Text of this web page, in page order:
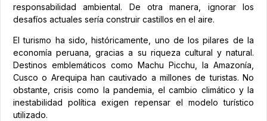
responsabilidad ambiental. De otra manera, ignorar los
desafíos actuales sería construir castillos en el aire.
El turismo ha sido, históricamente, uno de los pilares de la
economía peruana, gracias a su riqueza cultural y natural.
Destinos emblemáticos como Machu Picchu, la Amazonía,
Cusco o Arequipa han cautivado a millones de turistas. No
obstante, crisis como la pandemia, el cambio climático y la
inestabilidad política exigen repensar el modelo turístico
utilizado.